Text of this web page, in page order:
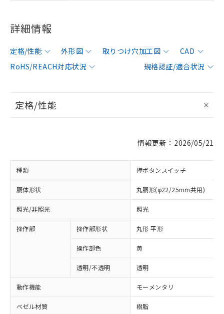
詳細情報
定格/性能 外形図 取りつけ穴加工図
CAD
RoHS/REACH対応状況
規格認証/適合状況
定格/性能
情報更新：2026/05/21
種類 押ボタンスイッチ
胴体形状 丸胴形(φ22/25mm共用)
照光/非照光 照光
操作部 操作部形状 丸形 平形
操作部色 黄
透明/不透明 透明
動作機能 モーメンタリ
ベゼル材質 樹脂